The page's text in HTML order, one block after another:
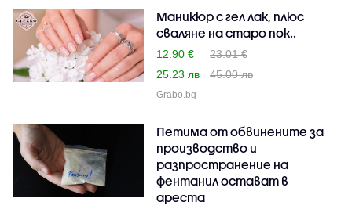
Маникюр с гел лак, плюс
сваляне на старо пок..
12.90 €
23.01 €
25.23 лв
45.00 лв
Grabo.bg
Петима от обвинените за
производство и
разпространение на
фентанил остават в
ареста